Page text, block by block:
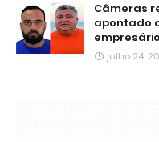
Câmeras
apontado
julho 24,